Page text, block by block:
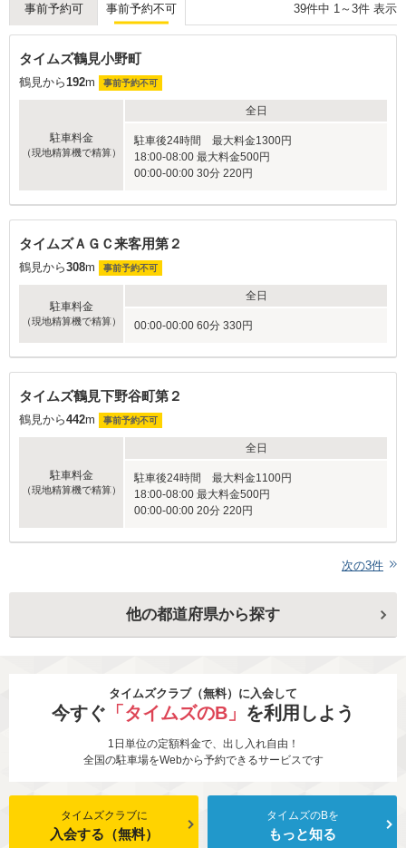
事前予約可 事前予約不可 39件中 1 ～ 3件 表示
タイムズ鶴見小野町
鶴見から192m 事前予約不可
駐車料金
（現地精算機で精算）
全日
駐車後24時間 最大料金1300円
18:00-08:00 最大料金500円
00:00-00:00 30分 220円
タイムズＡＧＣ来客用第２
鶴見から308m 事前予約不可
駐車料金
（現地精算機で精算）
全日
00:00-00:00 60分 330円
タイムズ鶴見下野谷町第２
鶴見から442m 事前予約不可
駐車料金
（現地精算機で精算）
全日
駐車後24時間 最大料金1100円
18:00-08:00 最大料金500円
00:00-00:00 20分 220円
次の3件
他の都道府県から探す
タイムズクラブ（無料）に入会して
今すぐ 「タイムズのB」 を利用しよう
1日単位の定額料金で、出し入れ自由！
全国の駐車場をWebから予約できるサービスです
タイムズクラブに
入会する（無料）
タイムズのBを
もっと知る